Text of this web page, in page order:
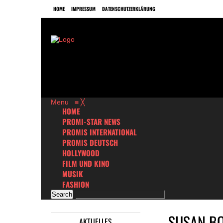
HOME IMPRESSUM DATENSCHUTZERKLÄRUNG
Menu ≡ ╳
HOME
PROMI-STAR NEWS
PROMIS INTERNATIONAL
PROMIS DEUTSCH
HOLLYWOOD
FILM UND KINO
MUSIK
FASHION